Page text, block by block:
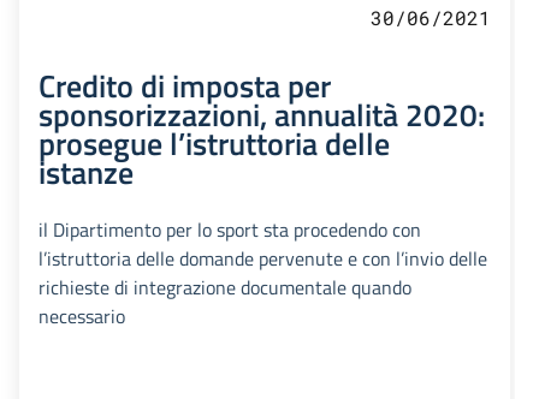
30/06/2021
Credito di imposta per
sponsorizzazioni, annualità 2020:
prosegue l’istruttoria delle
istanze
il Dipartimento per lo sport sta procedendo con
l’istruttoria delle domande pervenute e con l’invio delle
richieste di integrazione documentale quando
necessario